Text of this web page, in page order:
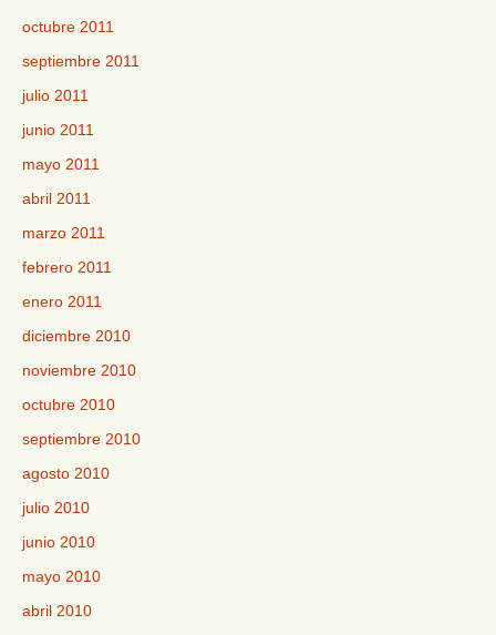
octubre 2011
septiembre 2011
julio 2011
junio 2011
mayo 2011
abril 2011
marzo 2011
febrero 2011
enero 2011
diciembre 2010
noviembre 2010
octubre 2010
septiembre 2010
agosto 2010
julio 2010
junio 2010
mayo 2010
abril 2010